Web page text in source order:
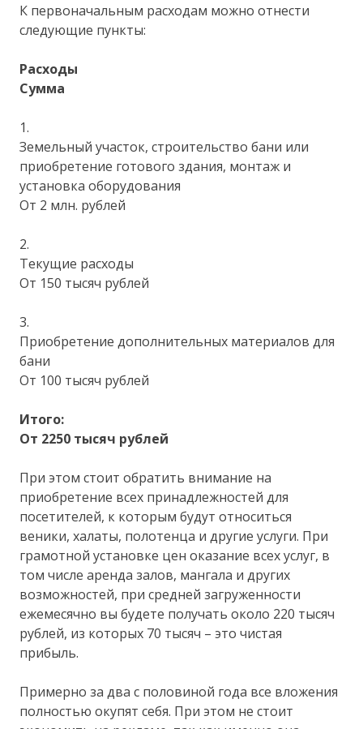
К первоначальным расходам можно отнести
следующие пункты:
Расходы
Сумма
1.
Земельный участок, строительство бани или
приобретение готового здания, монтаж и
установка оборудования
От 2 млн. рублей
2.
Текущие расходы
От 150 тысяч рублей
3.
Приобретение дополнительных материалов для
бани
От 100 тысяч рублей
Итого:
От 2250 тысяч рублей
При этом стоит обратить внимание на
приобретение всех принадлежностей для
посетителей, к которым будут относиться
веники, халаты, полотенца и другие услуги. При
грамотной установке цен оказание всех услуг, в
том числе аренда залов, мангала и других
возможностей, при средней загруженности
ежемесячно вы будете получать около 220 тысяч
рублей, из которых 70 тысяч – это чистая
прибыль.
Примерно за два с половиной года все вложения
полностью окупят себя. При этом не стоит